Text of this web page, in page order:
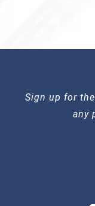
Sign up for
any